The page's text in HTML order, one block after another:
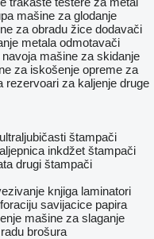
mašine za glodanje
za obradu žice dodavači
metala odmotavači
mašine za skidanje
za iskošenje opreme za
rezervoari za kaljenje druge
ultraljubičasti štampači
inkdžet štampači
drugi štampači
knjiga laminatori
savijacice papira
mašine za slaganje
brošura